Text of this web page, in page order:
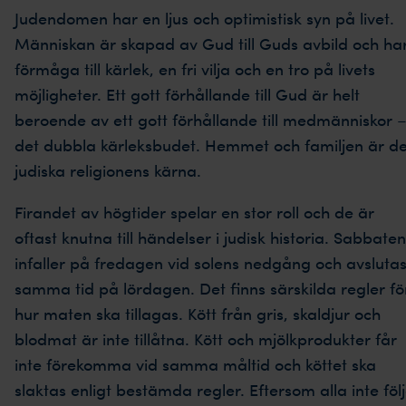
Judendomen har en ljus och optimistisk syn på livet.
Människan är skapad av Gud till Guds avbild och
förmåga till kärlek, en fri vilja och en tro på livets
möjligheter. Ett gott förhållande till Gud är helt
beroende av ett gott förhållande till medmänniskor –
det dubbla kärleksbudet. Hemmet och familjen är
judiska religionens kärna.
Firandet av högtider spelar en stor roll och de är
oftast knutna till händelser i judisk historia. Sabbaten
infaller på fredagen vid solens nedgång och avslutas
samma tid på lördagen. Det finns särskilda regler
hur maten ska tillagas. Kött från gris, skaldjur och
blodmat är inte tillåtna. Kött och mjölkprodukter får
inte förekomma vid samma måltid och köttet ska
slaktas enligt bestämda regler. Eftersom alla inte